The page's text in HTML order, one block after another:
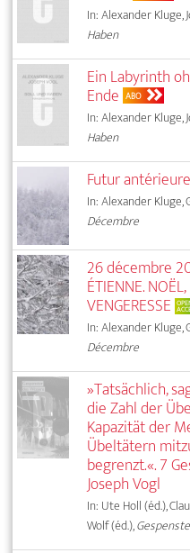
In: Alexander Kluge,
Haben
Ein Labyrinth
Ende ABO
In: Alexander Kluge,
Haben
Futur antérieure
In: Alexander Kluge,
Décembre
26 décembre
ÉTIENNE.
VENGERESSE
In: Alexander Kluge,
Décembre
»Tatsächlich,
die Zahl der
Kapazität der
Übeltätern
begrenzt.«. 7
Joseph Vogl
In: Ute Holl (éd.),
Wolf (éd.),